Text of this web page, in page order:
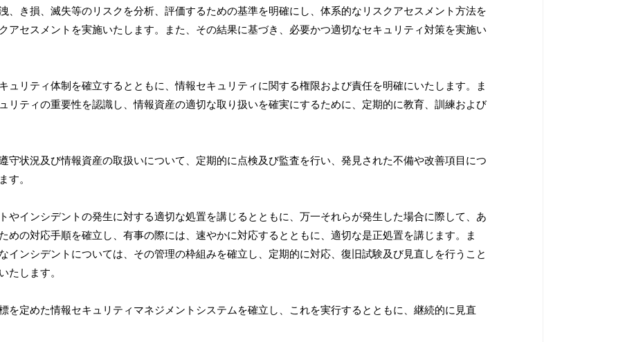
、き損、滅失等のリスクを分析、評価するための基準を明確にし、体系的なリスクアセスメント方法を
アセスメントを実施いたします。また、その結果に基づき、必要かつ適切なセキュリティ対策を実施い
ュリティ体制を確立するとともに、情報セキュリティに関する権限および責任を明確にいたします。ま
リティの重要性を認識し、情報資産の適切な取り扱いを確実にするために、定期的に教育、訓練および
守状況及び情報資産の取扱いについて、定期的に点検及び監査を行い、発見された不備や改善項目につ
す。
やインシデントの発生に対する適切な処置を講じるとともに、万一それらが発生した場合に際して、あ
めの対応手順を確立し、有事の際には、速やかに対応するとともに、適切な是正処置を講じます。ま
インシデントについては、その管理の枠組みを確立し、定期的に対応、復旧試験及び見直しを行うこと
たします。
を定めた情報セキュリティマネジメントシステムを確立し、これを実行するとともに、継続的に見直